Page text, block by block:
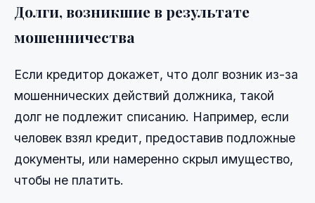
Долги, возникшие в результате
мошенничества
Если кредитор докажет, что долг возник из-за
мошеннических действий должника, такой
долг не подлежит списанию. Например, если
человек взял кредит, предоставив подложные
документы, или намеренно скрыл имущество,
чтобы не платить.